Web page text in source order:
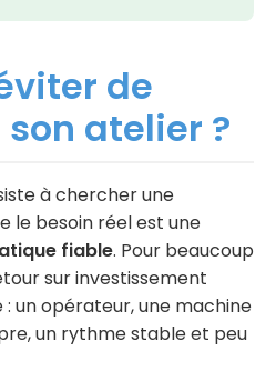
de
atelier ?
à chercher une
le besoin réel est une
fiable. Pour beaucoup
sur investissement
: un opérateur, une machine
un rythme stable et peu